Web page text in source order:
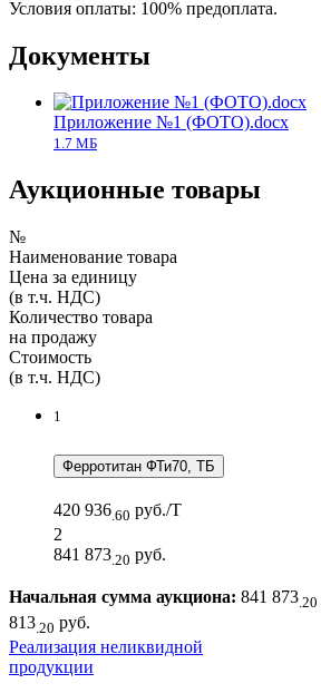
Условия оплаты: 100% предоплата.
Документы
Приложение №1 (ФОТО).docx
1.7 MБ
Аукционные товары
№
Наименование товара
Цена за единицу
(в т.ч. НДС)
Количество товара
на продажу
Стоимость
(в т.ч. НДС)
1
Ферротитан ФТи70, ТБ
420 936.60 руб./Т
2
841 873.20 руб.
Начальная сумма аукциона: 841 873.20
813 .20 руб.
Реализация неликвидной
продукции